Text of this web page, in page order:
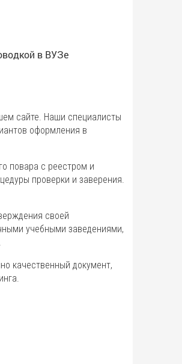
в ВУЗе
сайте. Наши специалисты
оформления в
повара с реестром и
проверки и заверения.
своей
учебными заведениями,
качественный документ,